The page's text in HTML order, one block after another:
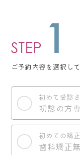
STEP 1
ご予約内容を選択して
初めて受診
初診の方
初めての矯
歯科矯正